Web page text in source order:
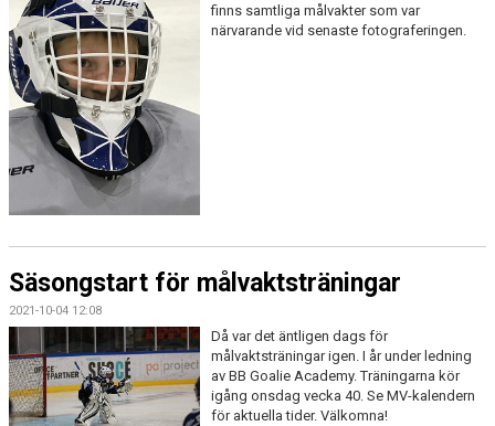
finns samtliga målvakter som var
närvarande vid senaste fotograferingen.
Säsongstart för målvaktsträningar
2021-10-04 12:08
Då var det äntligen dags för
målvaktsträningar igen. I år under ledning
av BB Goalie Academy. Träningarna kör
igång onsdag vecka 40. Se MV-kalendern
för aktuella tider. Välkomna!